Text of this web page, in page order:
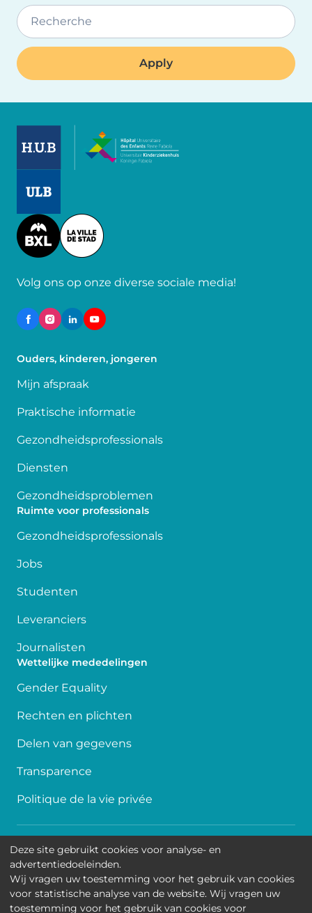
Recherche
Image
Volg ons op onze diverse sociale media!
Ouders, kinderen, jongeren
Mijn afspraak
Praktische informatie
Gezondheidsprofessionals
Diensten
Gezondheidsproblemen
Ruimte voor professionals
Gezondheidsprofessionals
Jobs
Studenten
Leveranciers
Journalisten
Wettelijke mededelingen
Gender Equality
Rechten en plichten
Delen van gegevens
Transparence
Politique de la vie privée
Toegankelijkheid
Contact
Cookies
Deze site gebruikt cookies voor analyse- en
advertentiedoeleinden.
Wij vragen uw toestemming voor het gebruik van cookies
voor statistische analyse van de website. Wij vragen uw
toestemming voor het gebruik van cookies voor